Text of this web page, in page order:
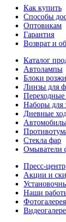
Как купить
Способы
Оптовикам
Гарантия
Возврат и
Каталог
Автолампы
Блоки
Линзы для
Переходные
Наборы для
Дневные
Стекла фар
Омыватели
Пресс-центр
Акции и
Наши
Фотогалерея